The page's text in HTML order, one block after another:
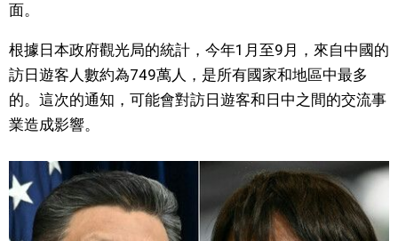
娛樂
教育
工作勞動
家庭
面。
根據日本政府觀光局的統計，今年1月至9月，來自中國的
訪日遊客人數約為749萬人，是所有國家和地區中最多
的。這次的通知，可能會對訪日遊客和日中之間的交流事
業造成影響。